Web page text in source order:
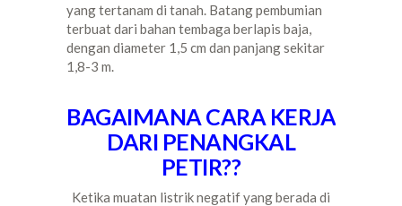
yang tertanam di tanah. Batang pembumian
terbuat dari bahan tembaga berlapis baja,
dengan diameter 1,5 cm dan panjang sekitar
1,8-3 m.
BAGAIMANA CARA KERJA
DARI PENANGKAL
PETIR??
Ketika muatan listrik negatif yang berada di